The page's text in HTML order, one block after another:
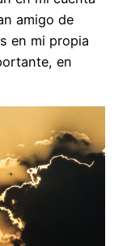
amigo de
en mi propia
en